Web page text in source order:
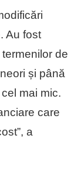
Au fost
de
și până
mai mic.
care
a